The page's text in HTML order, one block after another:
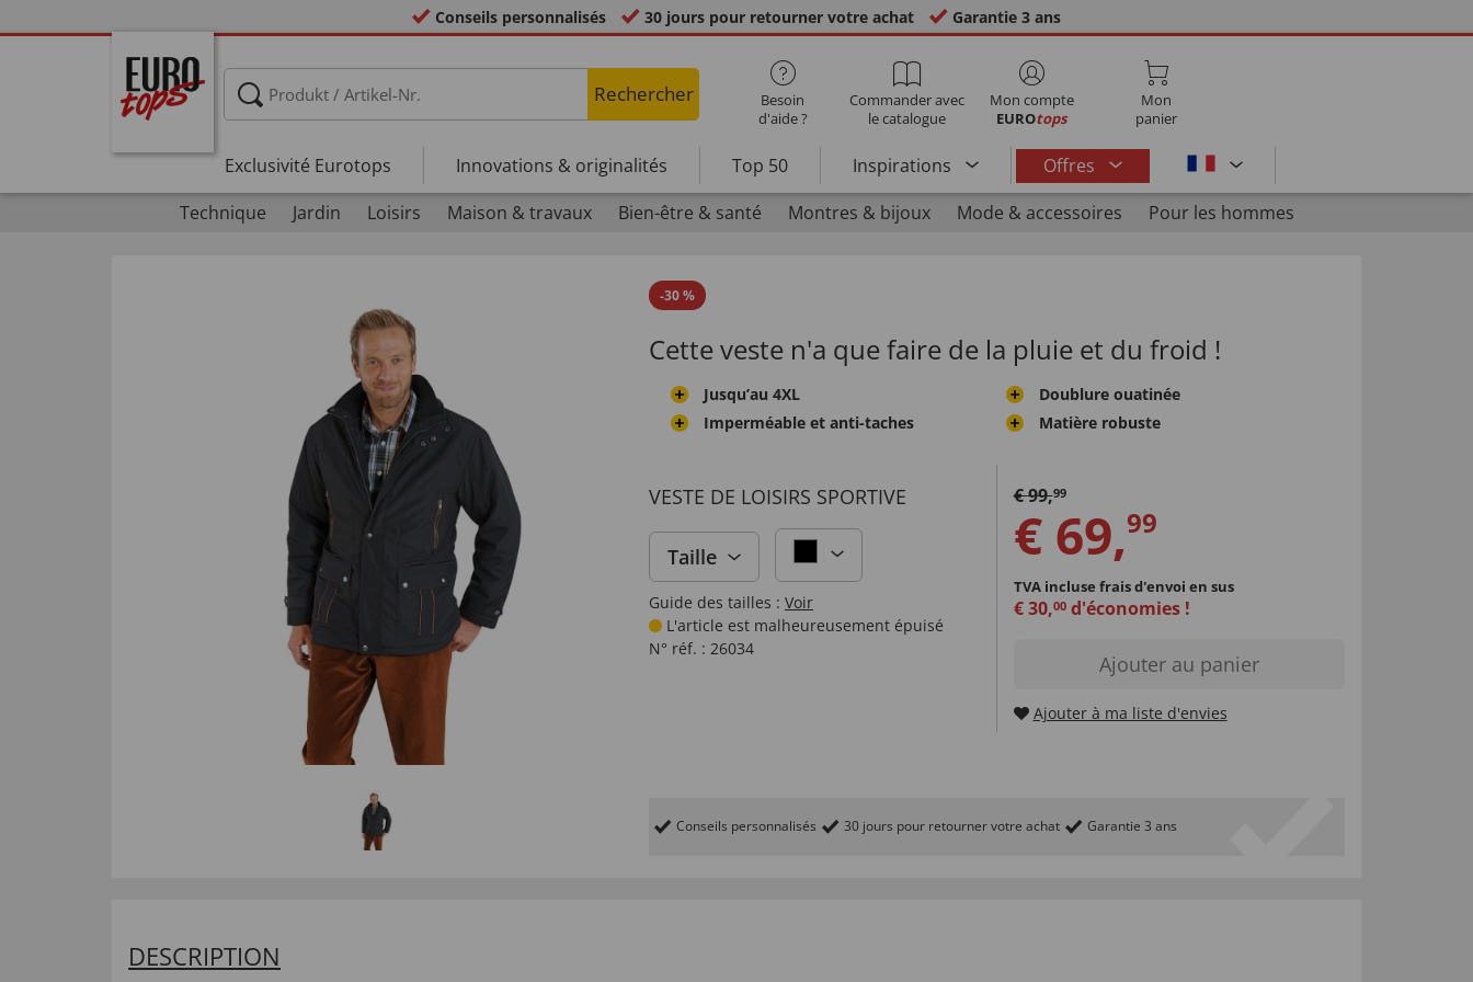
Conseils personnalisés 30 jours pour retourner votre achat Garantie 3 ans
Rechercher
Besoin
d'aide ?
Commander avec
le catalogue
Mon compte
EUROtops
Mon
panier
Exclusivité Eurotops Innovations & originalités Top 50 Inspirations
Offres
Technique
Jardin Loisirs Maison & travaux Bien-être & santé Montres & bijoux Mode & accessoires Pour les hommes
-30%
Cette veste n'a que faire de la pluie et du froid !
Jusqu’au 4XL
Imperméable et anti-taches
Doublure ouatinée
Matière robuste
VESTE DE LOISIRS SPORTIVE
Taille
Guide des tailles : Voir
L'article est malheureusement épuisé
N° réf. : 26034
€99,99
€ 69,99
TVA incluse frais d'envoi en sus
€30,00d'économies !
Ajouter au panier
Ajouter à ma liste d'envies
Conseils personnalisés 30 jours pour retourner votre achat Garantie 3 ans
DESCRIPTION